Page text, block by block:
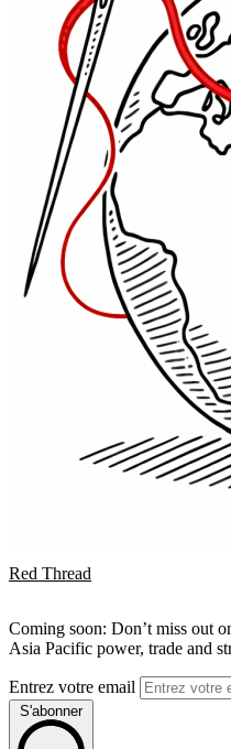
Red Thread
Coming soon: Don’t miss out
Asia Pacific power, trade and
Entrez votre email
S'abonner